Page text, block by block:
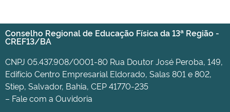
Conselho Regional de Educação Física da 13ª Região -
CREF13/BA
CNPJ 05.437.908/0001-80 Rua Doutor José Peroba, 149,
Edifício Centro Empresarial Eldorado, Salas 801 e 802,
Stiep, Salvador, Bahia, CEP 41770-235
– Fale com a Ouvidoria